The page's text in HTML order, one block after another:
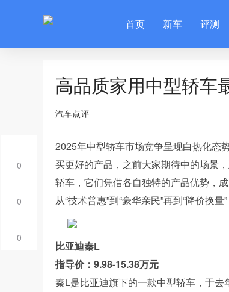
首页 新车 评测
0
0
0
高品质家用中型轿车
汽车点评
2025年中型轿车市场竞争呈现白热化态
买更好的产品，之前大家期待中的场景
轿车，它们凭借各自独特的产品优势，
从“技术普惠”到“豪华亲民”再到“降价换
比亚迪秦L
指导价：9.98-15.38万元
秦L是比亚迪旗下的一款中型轿车，于